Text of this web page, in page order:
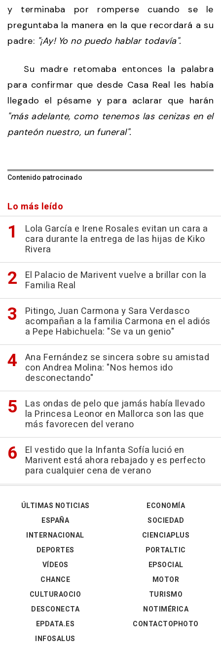
y terminaba por romperse cuando se le
preguntaba la manera en la que recordará a su
padre: "¡Ay! Yo no puedo hablar todavía".
Su madre retomaba entonces la palabra
para confirmar que desde Casa Real les había
llegado el pésame y para aclarar que harán
"más adelante, como tenemos las cenizas en el
panteón nuestro, un funeral".
Contenido patrocinado
Lo más leído
Lola García e Irene Rosales evitan un cara a
cara durante la entrega de las hijas de Kiko
Rivera
El Palacio de Marivent vuelve a brillar con la
Familia Real
Pitingo, Juan Carmona y Sara Verdasco
acompañan a la familia Carmona en el adiós
a Pepe Habichuela: "Se va un genio"
Ana Fernández se sincera sobre su amistad
con Andrea Molina: "Nos hemos ido
desconectando"
Las ondas de pelo que jamás había llevado
la Princesa Leonor en Mallorca son las que
más favorecen del verano
El vestido que la Infanta Sofía lució en
Marivent está ahora rebajado y es perfecto
para cualquier cena de verano
ÚLTIMAS NOTICIAS
ESPAÑA
INTERNACIONAL
DEPORTES
VÍDEOS
ECONOMÍA
SOCIEDAD
CIENCIAPLUS
PORTALTIC
EPSOCIAL
CHANCE
CULTURAOCIO
DESCONECTA
EPDATA.ES
INFOSALUS
MOTOR
TURISMO
NOTIMÉRICA
CONTACTOPHOTO